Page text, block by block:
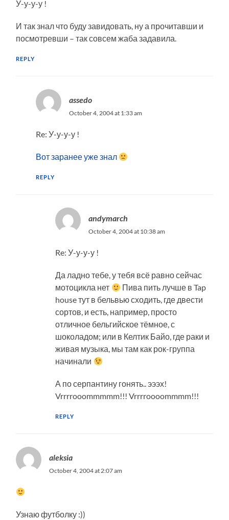
У-у-у-у !
И так знал что буду завидовать, ну а прочитавши и
посмотревши – так совсем жаба задавила.
REPLY
assedo
October 4, 2004 at 1:33 am
Re: У-у-у-у !
Вот заранее уже знал
REPLY
andymarch
October 4, 2004 at 10:38 am
Re: У-у-у-у !
Да ладно тебе, у тебя всё равно сейчас
мотоцикла нет
Пива пить лучше в Tap
house тут в бельвью сходить, где двести
сортов, и есть, например, просто
отличное бельгийское тёмное, с
шоколадом; или в Келтик Байо, где раки и
живая музыка, мы там как рок-группа
начинали
А по серпантину гонять.. эээх!
Vrrrrooommmmm!!! Vrrrroooommmm!!!
REPLY
aleksia
October 4, 2004 at 2:07 am
Узнаю футболку :))